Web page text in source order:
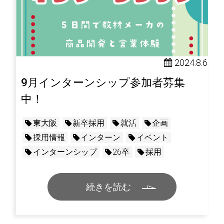
2024.8.6
9月インターンシップ参加者募集
中！
東大阪 新卒採用 就活
企画
採用情報
インターン
イベント
インターンシップ
26卒 採用
続きを読む